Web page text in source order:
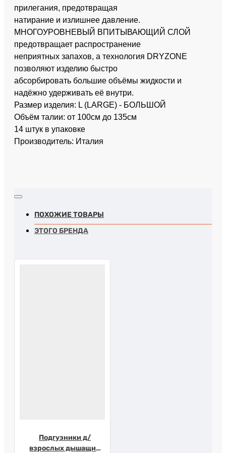
прилегания, предотвращая
натирание и излишнее давление.
МНОГОУРОВНЕВЫЙ ВПИТЫВАЮЩИЙ СЛОЙ
предотвращает распространение
неприятных запахов, а технология DRYZONE
позволяют изделию быстро
абсорбировать большие объёмы жидкости и
надёжно удерживать её внутри.
Размер изделия: L (LARGE) - БОЛЬШОЙ
Объём талии: от 100см до 135см
14 штук в упаковке
Производитель: Италия
ПОХОЖИЕ ТОВАРЫ
ЭТОГО БРЕНДА
Подгузники д/
взрослых дышащие